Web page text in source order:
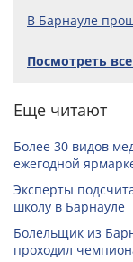
В Барнауле
Посмотреть
Еще читают
Более 30 видов
ежегодной
Эксперты
школу в Барнауле
Болельщик из
проходил